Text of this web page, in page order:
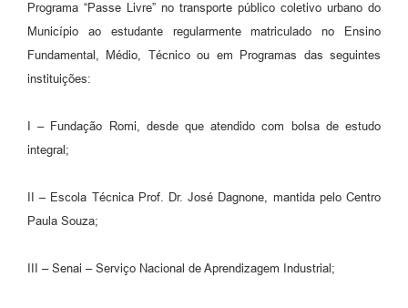
Jornal
Plano Municipal de Segurança Pública
Programa “Passe Livre” no transporte público coletivo urbano do
Município ao estudante regularmente matriculado no Ensino
Fundamental, Médio, Técnico ou em Programas das seguintes
instituições:
I – Fundação Romi, desde que atendido com bolsa de estudo
integral;
II – Escola Técnica Prof. Dr. José Dagnone, mantida pelo Centro
Paula Souza;
III – Senai – Serviço Nacional de Aprendizagem Industrial;